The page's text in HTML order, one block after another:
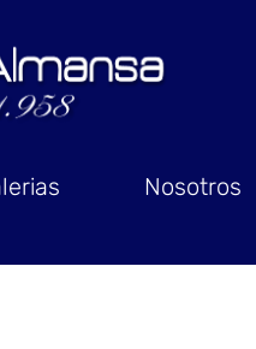
Nosotros